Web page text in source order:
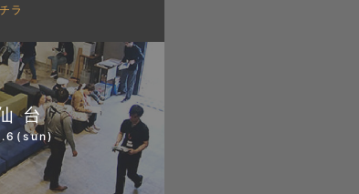
ラ
台